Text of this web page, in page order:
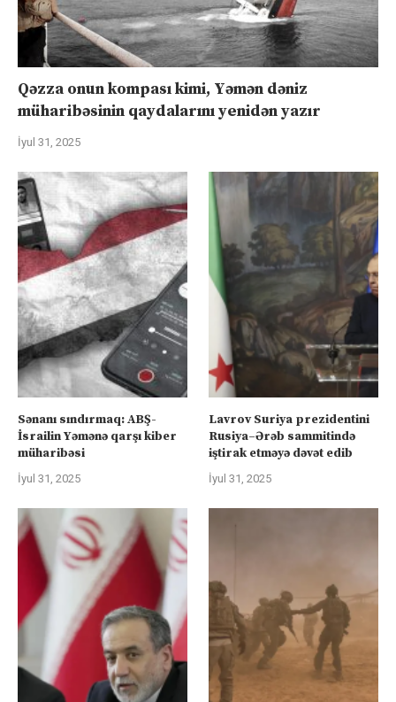
Qəzza onun kompası kimi, Yəmən dəniz
müharibəsinin qaydalarını yenidən yazır
İyul 31, 2025
Sənanı sındırmaq: ABŞ-
İsrailin Yəmənə qarşı kiber
müharibəsi
İyul 31, 2025
Lavrov Suriya prezidentini
Rusiya–Ərəb sammitində
iştirak etməyə dəvət edib
İyul 31, 2025